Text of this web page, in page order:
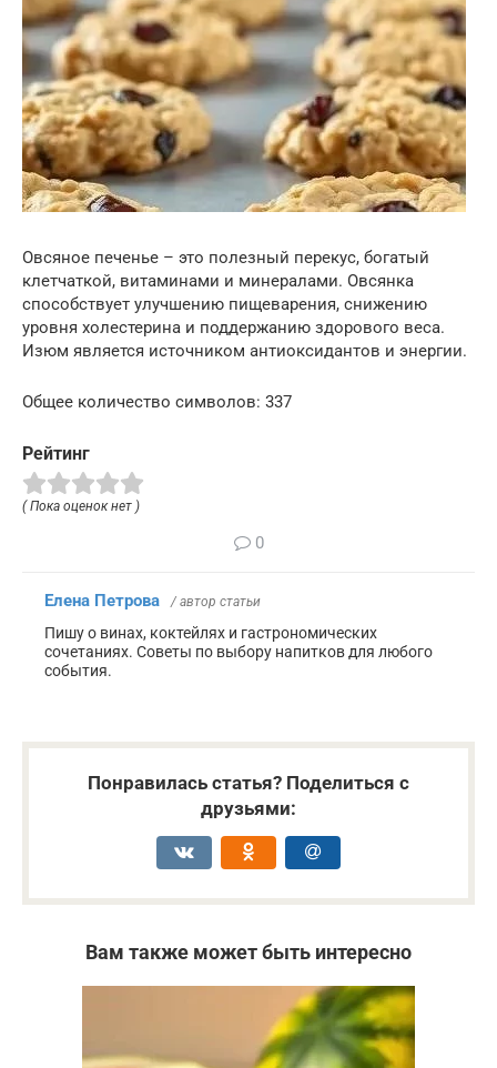
Овсяное печенье – это полезный перекус, богатый
клетчаткой, витаминами и минералами. Овсянка
способствует улучшению пищеварения, снижению
уровня холестерина и поддержанию здорового веса.
Изюм является источником антиоксидантов и энергии.
Общее количество символов: 337
Рейтинг
( Пока оценок нет )
0
Елена Петрова / автор статьи
Пишу о винах, коктейлях и гастрономических
сочетаниях. Советы по выбору напитков для любого
события.
Понравилась статья? Поделиться с
друзьями:
Вам также может быть интересно